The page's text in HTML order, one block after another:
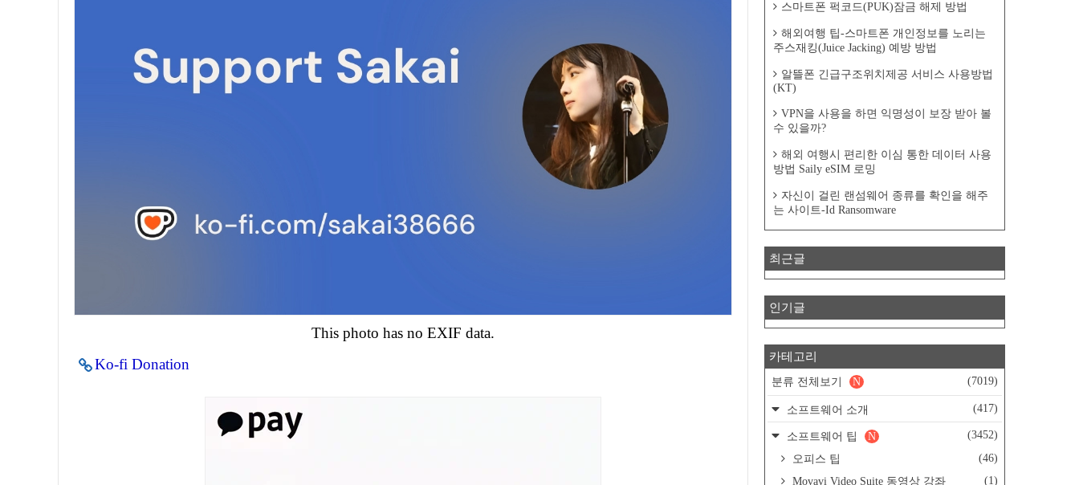
This photo has no EXIF data.
Ko-fi Donation
스마트폰 퍽코드(PUK)잠금 해제 방법
해외여행 팁-스마트폰 개인정보를 노리는
주스재킹(Juice Jacking) 예방 방법
알뜰폰 긴급구조위치제공 서비스 사용방법
(KT)
VPN을 사용을 하면 익명성이 보장 받아 볼
수 있을까?
해외 여행시 편리한 이심 통한 데이터 사용
방법 Saily eSIM 로밍
자신이 걸린 랜섬웨어 종류를 확인을 해주
는 사이트-Id Ransomware
최근글
인기글
카테고리
분류 전체보기 (7019)
N
소프트웨어 소개 (417)
소프트웨어 팁 (3452)
N
오피스 팁
(46)
Movavi Video Suite 동영상 강좌
(1)